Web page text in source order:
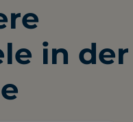
in der